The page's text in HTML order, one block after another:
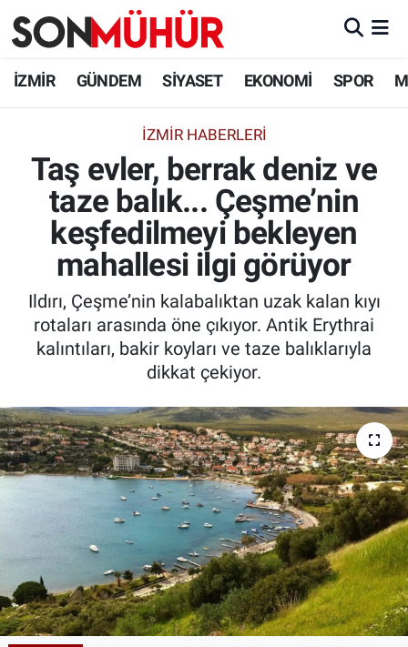
İZMİR GÜNDEM SİYASET EKONOMİ SPOR
İZMIR HABERLERI
Taş evler, berrak deniz ve
taze balık... Çeşme’nin
keşfedilmeyi bekleyen
mahallesi ilgi görüyor
Ildırı, Çeşme’nin kalabalıktan uzak kalan kıyı
rotaları arasında öne çıkıyor. Antik Erythrai
kalıntıları, bakir koyları ve taze balıklarıyla
dikkat çekiyor.
İzmir Nöbetçi Eczaneler
İzmir Namaz Vakitleri
İzmir Trafik Yoğunluk Haritası
Süper Lig Puan Durumu ve Fikstür
Tüm Manşetler
Son Dakika Haberleri